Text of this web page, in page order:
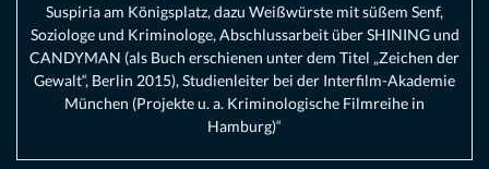
Suspiria am Königsplatz, dazu Weißwürste mit süßem Senf,
Soziologe und Kriminologe, Abschlussarbeit über SHINING und
CANDYMAN (als Buch erschienen unter dem Titel „Zeichen der
Gewalt“, Berlin 2015), Studienleiter bei der Interfilm-Akademie
München (Projekte u. a. Kriminologische Filmreihe in
Hamburg)“